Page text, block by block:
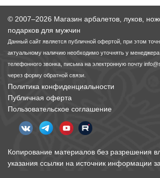
© 2007–2026 Магазин арбалетов, луков,
подарков для мужчин
Данный сайт является публичной офертой, при этом
актуальному наличию необходимо уточнять у
телефонного звонка, письма на электронную почту
через форму обратной связи.
Политика конфиденциальности
Публичная оферта
Пользовательское соглашение
Копирование материалов без разрешения
указания ссылки на источник информации